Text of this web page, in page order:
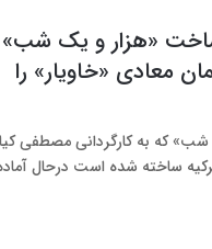
«هزار و یک
معادی «خاویار» را
که به کارگردانی مصطفی
ساخته شده است درحال